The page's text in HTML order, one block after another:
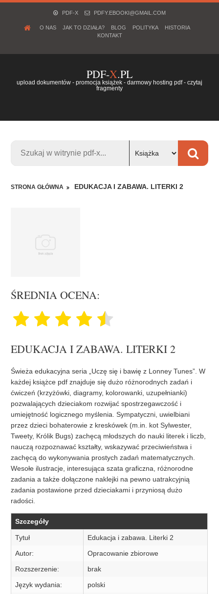
PDF-X PDFY.EBOOKI@GMAIL.COM
O NAS JAK TO DZIAŁA? BLOG POLITYKA
HISTORIA
KONTAKT
PDF-X.PL
upload dokumentów - promocja książek - darmowy hosting pdf - czytaj
fragmenty
STRONA GŁÓWNA EDUKACJA I ZABAWA. LITERKI 2
ŚREDNIA OCENA:
EDUKACJA I ZABAWA. LITERKI 2
Świeża edukacyjna seria „Uczę się i bawię z Lonney Tunes”. W
każdej książce pdf znajduje się dużo różnorodnych zadań i
ćwiczeń (krzyżówki, diagramy, kolorowanki, uzupełnianki)
pozwalających dzieciakom rozwijać spostrzegawczość i
umiejętność logicznego myślenia. Sympatyczni, uwielbiani
przez dzieci bohaterowie z kreskówek (m.in. kot Sylwester,
Tweety, Królik Bugs) zachęcą młodszych do nauki literek i liczb,
nauczą rozpoznawać kształty, wskazywać przeciwieństwa i
zachęcą do wykonywania prostych zadań matematycznych.
Wesołe ilustracje, interesująca szata graficzna, różnorodne
zadania a także dołączone naklejki na pewno uatrakcyjnią
zadania postawione przed dzieciakami i przyniosą dużo
radości.
Szczegóły
Tytuł
Edukacja i zabawa. Literki 2
Autor:
Opracowanie zbiorowe
Rozszerzenie:
brak
Język wydania:
polski